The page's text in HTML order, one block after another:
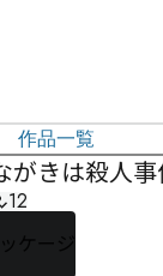
作品一覧
がきは殺人
12
ケージ